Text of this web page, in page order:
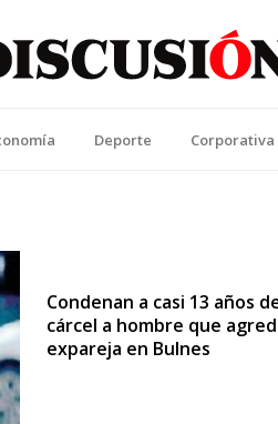
Deporte Corporativa
Condenan a casi 13 años
cárcel a hombre que
expareja en Bulnes